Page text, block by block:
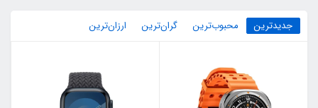
جدیدترین محبوب‌ترین گران‌ترین ارزان‌ترین